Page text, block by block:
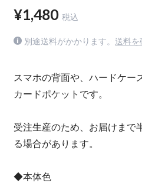
¥1,480 税込
別途送料がかかります。 送料を
スマホの背面や、ハードケー
カードポケットです。
受注生産のため、お届けまで
る場合があります。
◆本体色